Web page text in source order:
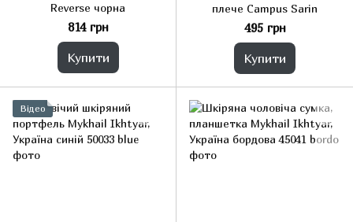
Reverse чорна
814 грн
Купити
плече Campus Sarin
495 грн
Купити
Відео